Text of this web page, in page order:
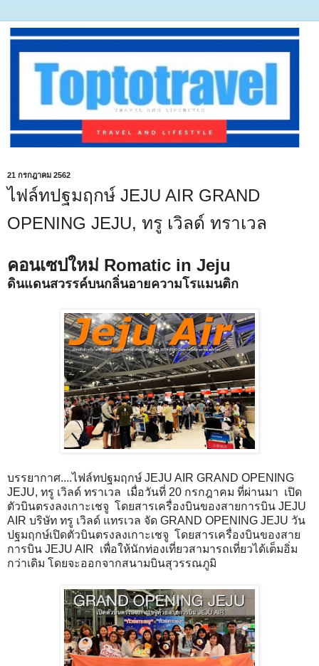
21 กรกฎาคม 2562
ไฟล์ทปฐมฤกษ์ JEJU AIR GRAND
OPENING JEJU, ทรู เวิลด์ ทราเวล
คอนเซปใหม่ Romatic in Jeju
ดินแดนสวรรค์บนกลิ่นอายความโรแมนติก
บรรยากาศ....ไฟล์ทปฐมฤกษ์ JEJU AIR GRAND OPENING
JEJU, ทรู เวิลด์ ทราเวล เมื่อวันที่ 20 กรกฎาคม ที่ผ่านมา เปิด
ตัวบินตรงลงเกาะเชจู โดยสารเครื่องบินของสายการบิน JEJU
AIR บริษัท ทรู เวิลด์ แทรเวล จัด GRAND OPENING JEJU วัน
ปฐมฤกษ์เปิดตัวบินตรงลงเกาะเชจู โดยสารเครื่องบินของสาย
การบิน JEJU AIR เพื่อให้นักท่องเที่ยวสามารถเที่ยวได้เต็มอิ่ม
กว่าเดิม โดยจะออกจากสนามบินสุวรรณภูมิ